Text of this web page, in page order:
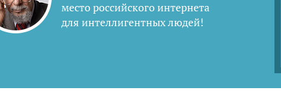
место российского интернета
для интеллигентных людей!